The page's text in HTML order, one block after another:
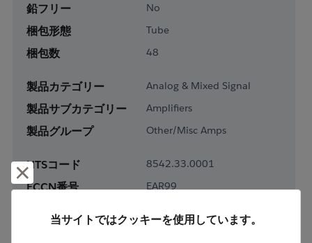
鉛フリー No
梱包形態 Tube
梱包数 48
製品カテゴリー Analog & Mixed Signal
製品サブカテゴリー Amplifiers
製品グループ Other/Misc Amps
HTSコード 8542.33.0001
ECCN番号 EAR99
却下して閉じる
当サイトではクッキーを使用しています。